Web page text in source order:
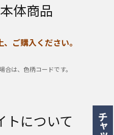
体商品
ご購入ください。
は、色柄コードです。
トについて